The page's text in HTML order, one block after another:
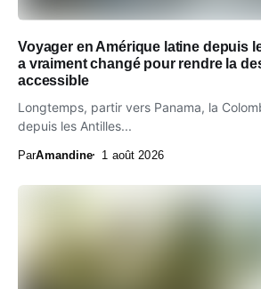
Voyager en Amérique latine depuis
a vraiment changé pour rendre la
accessible
Longtemps, partir vers Panama, la
depuis les Antilles...
ParAmandine 1 août 2026